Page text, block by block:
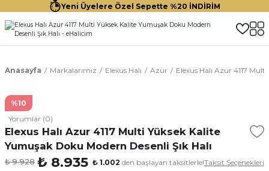
Yeni Üyelere Özel Sepette %20 İNDİRİM
Anasayfa Markalarımız Elexus Halı Azur Elexus Halı Azur 4117
%10
Yorumlar (0)
Elexus Halı Azur 4117 Multi Yüksek Kalite
Yumuşak Doku Modern Desenli Şık Halı
₺ 9.928 ₺ 8.935 ₺ 1.002 den başlayan taksitlerle!Taksit Seçenekleri